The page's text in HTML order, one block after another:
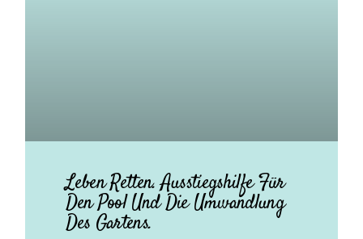
Leben Retten. Ausstiegshilfe Für
Den Pool Und Die Umwandlung
Des Gartens.